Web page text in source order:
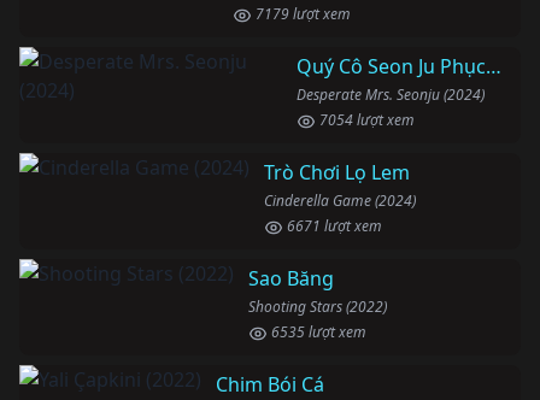
7179 lượt xem
Quý Cô Seon Ju Phục Thù
Desperate Mrs. Seonju (2024)
7054 lượt xem
Trò Chơi Lọ Lem
Cinderella Game (2024)
6671 lượt xem
Sao Băng
Shooting Stars (2022)
6535 lượt xem
Chim Bói Cá